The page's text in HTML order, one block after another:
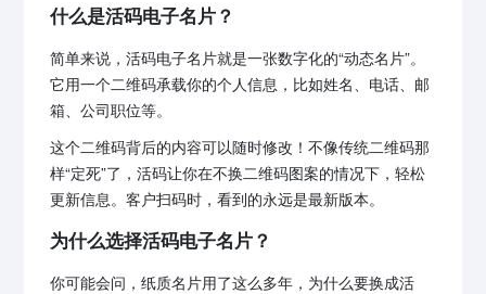
什么是活码电子名片？
简单来说，活码电子名片就是一张数字化的“动态名片”。
它用一个二维码承载你的个人信息，比如姓名、电话、邮
箱、公司职位等。
这个二维码背后的内容可以随时修改！不像传统二维码那
样“定死”了，活码让你在不换二维码图案的情况下，轻松
更新信息。客户扫码时，看到的永远是最新版本。
为什么选择活码电子名片？
你可能会问，纸质名片用了这么多年，为什么要换成活